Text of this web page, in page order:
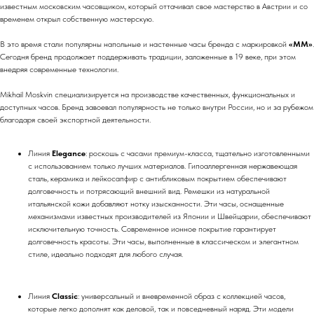
известным московским часовщиком, который оттачивал свое мастерство в Австрии и со
временем открыл собственную мастерскую.
В это время стали популярны напольные и настенные часы бренда с маркировкой «ММ».
Сегодня бренд продолжает поддерживать традиции, заложенные в 19 веке, при этом
внедряя современные технологии.
Mikhail Moskvin специализируется на производстве качественных, функциональных и
доступных часов. Бренд завоевал популярность не только внутри России, но и за рубежом
благодаря своей экспортной деятельности.
Линия Elegance: роскошь с часами премиум-класса, тщательно изготовленными
с использованием только лучших материалов. Гипоаллергенная нержавеющая
сталь, керамика и лейкосапфир с антибликовым покрытием обеспечивают
долговечность и потрясающий внешний вид. Ремешки из натуральной
итальянской кожи добавляют нотку изысканности. Эти часы, оснащенные
механизмами известных производителей из Японии и Швейцарии, обеспечивают
исключительную точность. Современное ионное покрытие гарантирует
долговечность красоты. Эти часы, выполненные в классическом и элегантном
стиле, идеально подходят для любого случая.
Линия Classic: универсальный и вневременной образ с коллекцией часов,
которые легко дополнят как деловой, так и повседневный наряд. Эти модели